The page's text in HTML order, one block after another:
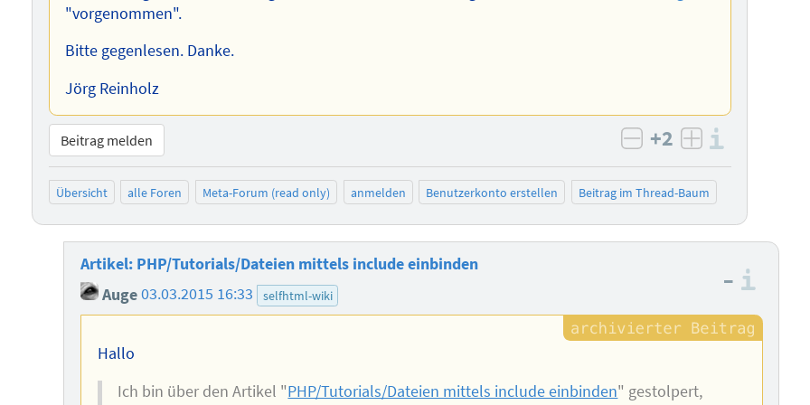
"vorgenommen".
Bitte gegenlesen. Danke.
Jörg Reinholz
Beitrag melden negativ bewerten
+2 positiv
Übersicht alle Foren Meta-Forum (read only) anmelden Benutzerkonto erstellen Beitrag im Thread-Baum
Artikel: PHP/Tutorials/Dateien mittels include einbinden
Auge03.03.2015 16:33 selfhtml-wiki
–
Hallo
Ich bin über den Artikel "PHP/Tutorials/Dateien mittels include einbinden" gestolpert,